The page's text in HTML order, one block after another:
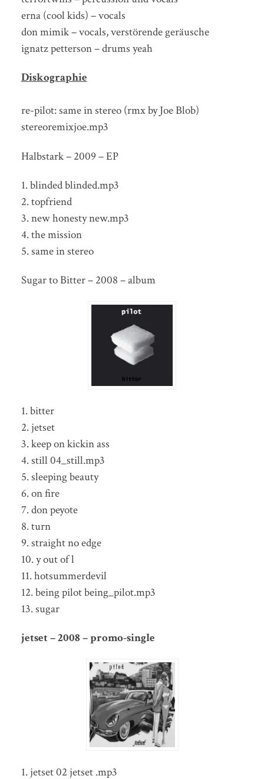
erna (cool kids) – vocals
don mimik – vocals, verstörende geräusche
ignatz petterson – drums yeah
Diskographie
re-pilot: same in stereo (rmx by Joe Blob)
stereoremixjoe.mp3
Halbstark – 2009 – EP
1. blinded blinded.mp3
2. topfriend
3. new honesty new.mp3
4. the mission
5. same in stereo
Sugar to Bitter – 2008 – album
1. bitter
2. jetset
3. keep on kickin ass
4. still 04_still.mp3
5. sleeping beauty
6. on fire
7. don peyote
8. turn
9. straight no edge
10. y out of l
11. hotsummerdevil
12. being pilot being_pilot.mp3
13. sugar
jetset – 2008 – promo-single
1. jetset 02 jetset .mp3